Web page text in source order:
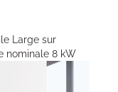
Large sur
nominale 8 kW